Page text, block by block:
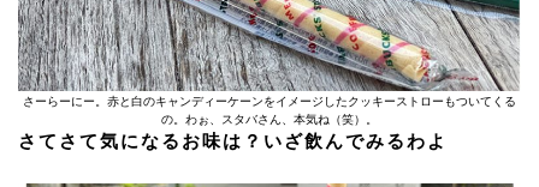
さーらーにー。赤と白のキャンディーケーンをイメージしたクッキーストローもついてくる
の。わぉ、スタバさん、本気ね（笑）。
さてさて気になるお味は？いざ飲んでみるわよ